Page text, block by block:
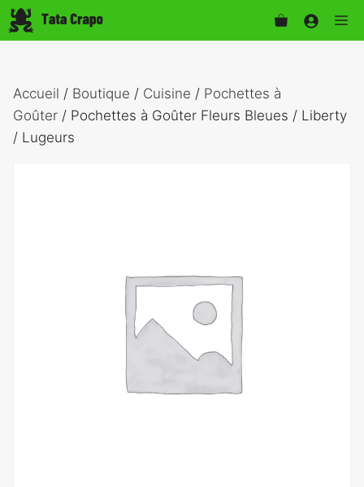
Aller
au
Accueil / Boutique / Cuisine / Pochettes à
Goûter / Pochettes à Goûter Fleurs Bleues / Liberty
/ Lugeurs